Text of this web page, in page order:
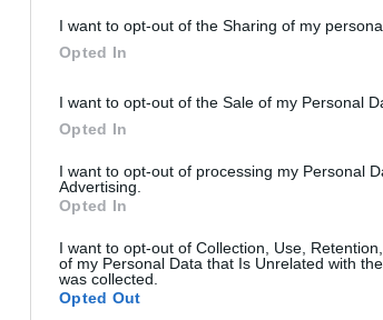
I want to opt-out of the Sharing of my
Opted In
I want to opt-out of the Sale of my Personal
Opted In
I want to opt-out of processing my Personal
Advertising.
Opted In
I want to opt-out of Collection, Use,
of my Personal Data that Is Unrelated with
was collected.
Opted Out